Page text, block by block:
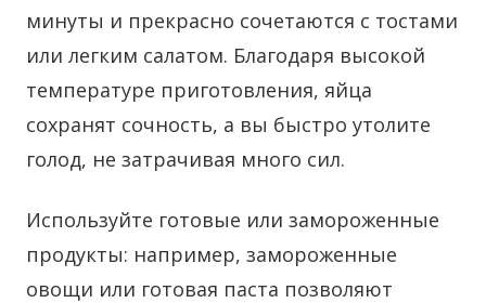
минуты и прекрасно сочетаются с тостами
или легким салатом. Благодаря высокой
температуре приготовления, яйца
сохранят сочность, а вы быстро утолите
голод, не затрачивая много сил.
Используйте готовые или замороженные
продукты: например, замороженные
овощи или готовая паста позволяют